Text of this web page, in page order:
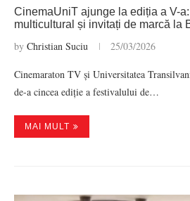
CinemaUniT ajunge la ediția a V-
multicultural și invitați de marcă la
by Christian Suciu 25/03/2026
Cinemaraton TV și Universitatea
de-a cincea ediție a festivalului de…
MAI MULT